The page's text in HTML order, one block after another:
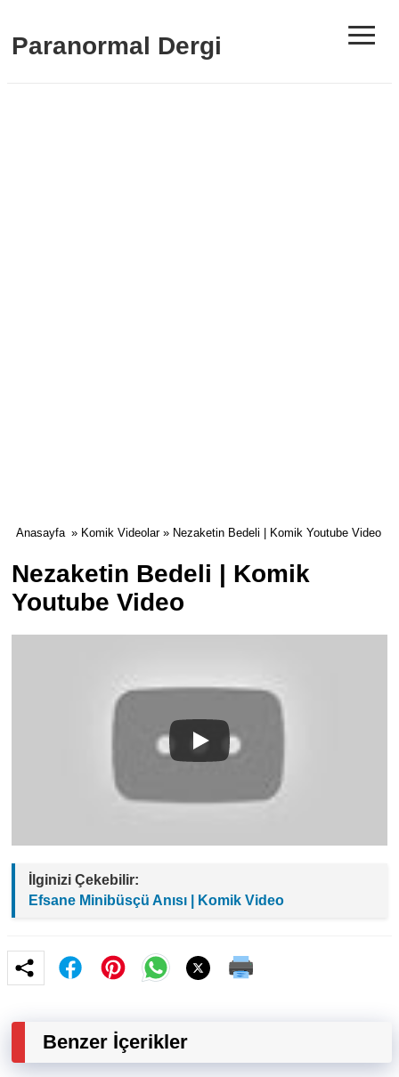
Paranormal Dergi ≡
Anasayfa » Komik Videolar» Nezaketin Bedeli | Komik Youtube Video
Nezaketin Bedeli | Komik
Youtube Video
İlginizi Çekebilir:
Efsane Minibüsçü Anısı | Komik Video
Benzer İçerikler